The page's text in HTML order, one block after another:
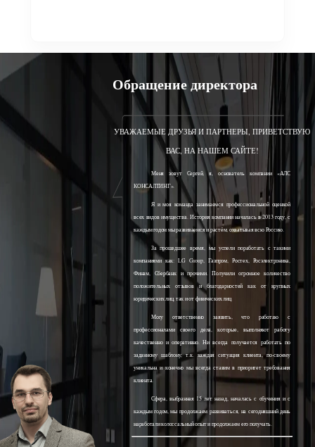
Обращение директора
УВАЖАЕМЫЕ ДРУЗЬЯ И ПАРТНЕРЫ, ПРИВЕТСТВУЮ
ВАС, НА НАШЕМ САЙТЕ!
Меня зовут Сергей, я, основатель компании «АЛС
КОНСАЛТИНГ».
Я и моя команда занимаемся профессиональной оценкой
всех видов имущества. История компании началась в 2013 году, с
каждым годом мы развиваемся и растём, охватывая всю Россию.
За прошедшее время, мы успели поработать с такими
компаниями как: LG Group, Газпром, Ростех, Росэлектроника,
Финам, Сбербанк и прочими. Получили огромное количество
положительных отзывов и благодарностей как от крупных
юридических лиц, так и от физических лиц.
Могу ответственно заявить, что работаю с
профессионалами своего дела, которые, выполняют работу
качественно и оперативно. Ни всегда получается работать по
заданному шаблону, т.к. каждая ситуация клиента, по-своему
уникальна и конечно мы всегда ставим в приоритет требования
клиента.
Сфера, выбранная 15 лет назад, началась с обучения и с
каждым годом, мы продолжаем развиваться, на сегодняшний день
наработали колоссальный опыт и продолжаем его получать.